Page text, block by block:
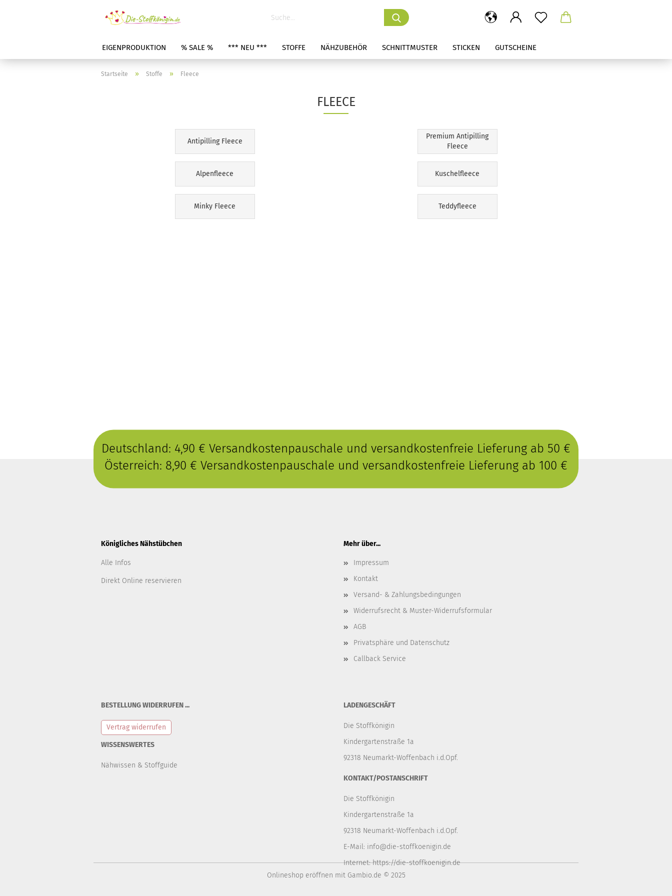
EIGENPRODUKTION % SALE % *** NEU *** STOFFE NÄHZUBEHÖR SCHNITTMUSTER STICKEN GUTSCHEINE
Startseite » Stoffe » Fleece
FLEECE
Antipilling Fleece
Premium Antipilling
Fleece
Alpenfleece Kuschelfleece
Minky Fleece Teddyfleece
Deutschland: 4,90 € Versandkostenpauschale und versandkostenfreie Lieferung ab 50 €
Österreich: 8,90 € Versandkostenpauschale und versandkostenfreie Lieferung ab 100 €
Königliches Nähstübchen
Alle Infos
Direkt Online reservieren
Mehr über...
Impressum
Kontakt
Versand- & Zahlungsbedingungen
Widerrufsrecht & Muster-Widerrufsformular
AGB
Privatsphäre und Datenschutz
Callback Service
BESTELLUNG WIDERRUFEN ...
Vertrag widerrufen
WISSENSWERTES
Nähwissen & Stoffguide
LADENGESCHÄFT
Die Stoffkönigin
Kindergartenstraße 1a
92318 Neumarkt-Woffenbach i.d.Opf.
KONTAKT/POSTANSCHRIFT
Die Stoffkönigin
Kindergartenstraße 1a
92318 Neumarkt-Woffenbach i.d.Opf.
E-Mail: info@die-stoffkoenigin.de
Internet:https://die-stoffkoenigin.de
Onlineshop eröffnen mit Gambio.de © 2025